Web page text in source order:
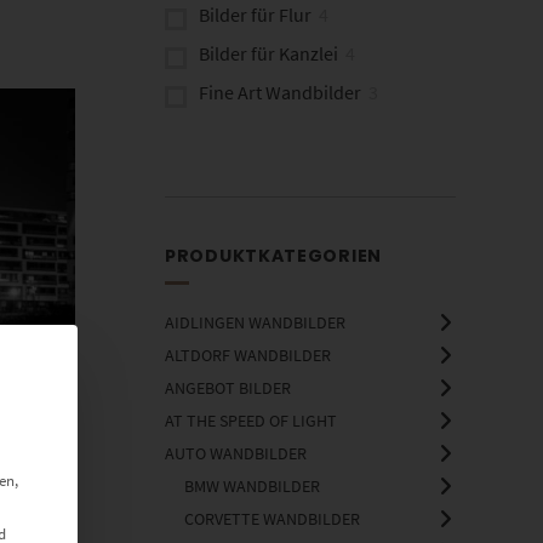
Bilder für Flur
Bilder für Kanzlei
Fine Art Wandbilder
PRODUKTKATEGORIEN
AIDLINGEN WANDBILDER
ALTDORF WANDBILDER
ANGEBOT BILDER
AT THE SPEED OF LIGHT
AUTO WANDBILDER
BMW WANDBILDER
CORVETTE WANDBILDER